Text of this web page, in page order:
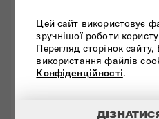
Цей сайт використовує
зручнішої роботи
Перегляд сторінок
використання файлів
Конфіденційності.